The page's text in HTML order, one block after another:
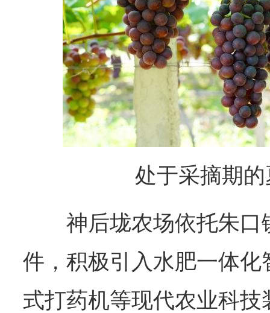
处于采摘期
神后垅农场依托朱
件，积极引入水肥一体
式打药机等现代农业科